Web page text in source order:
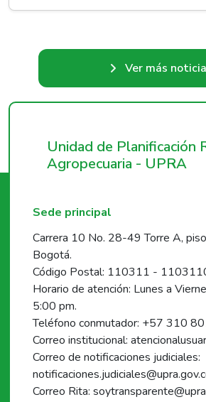
Ver más
Unidad de Planificación
Agropecuaria - UPRA
Sede principal
Carrera 10 No. 28-49 Torre A,
Bogotá.
Código Postal: 110311 -
Horario de atención: Lunes a
5:00 pm.
Teléfono conmutador: +57 310
Correo institucional:
Correo de notificaciones judiciales:
Correo Rita: